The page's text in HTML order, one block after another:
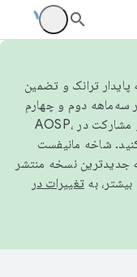
پایدار ترانک و تضمین
سه‌ماهه دوم و چهارم
شاخه مانیفست
جدیدترین نسخه منتشر
تغییرات در